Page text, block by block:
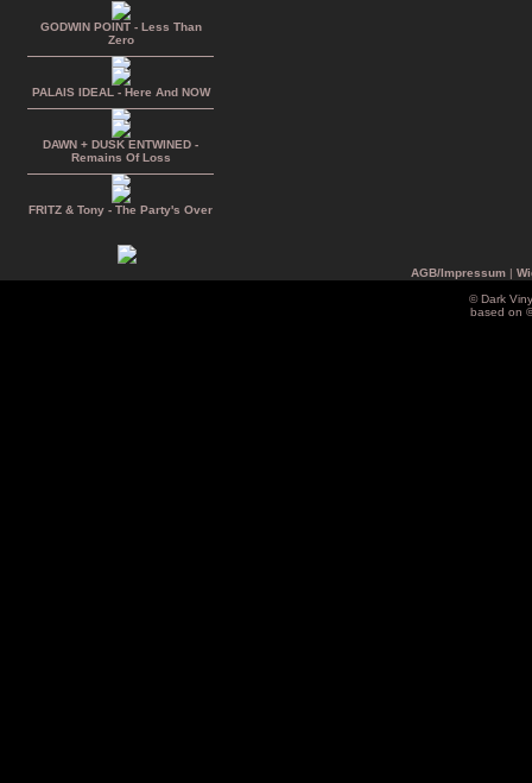
GODWIN POINT - Less Than
Zero
PALAIS IDEAL - Here And NOW
DAWN + DUSK ENTWINED -
Remains Of Loss
FRITZ & Tony - The Party's Over
AGB/Impressum|
© Dark
based on